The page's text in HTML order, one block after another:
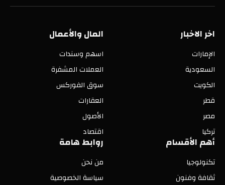
(Twitter)
اخر الاخبار
الإمارات
السعودية
الكويت
قطر
مصر
تركيا
المال والأعمال
اسهم وسندات
العملات المشفرة
سوق الفوركس
العقارات
الأصول
اقتصاد
أهم الأقسام
تكنولوجيا
ثقافة وفنون
روابط هامة
من نحن
سياسة الخصوصية